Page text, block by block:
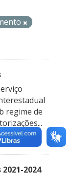
regime de
2024